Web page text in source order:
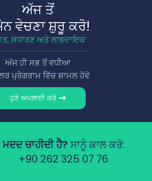
ਅੱਜ ਤੋਂ
ਵੇਚਣਾ ਸ਼ੁਰੂ ਕਰੋ!
ਸਧਾਰਣ ਅਤੇ ਲਾਭਦਾਇਕ
ਅੱਜ ਹੀ ਸਭ ਤੋਂ ਵਧੀਆ
ਪ੍ਰੋਗਰਾਮ ਵਿੱਚ ਸ਼ਾਮਲ ਹੋਵੋ
ਹੁਣੇ ਅਪਲਾਈ ਕਰੋ
ਮਦਦ ਚਾਹੀਦੀ ਹੈ? ਸਾਨੂੰ ਕਾਲ ਕਰੋ:
+90 262 325 07 76